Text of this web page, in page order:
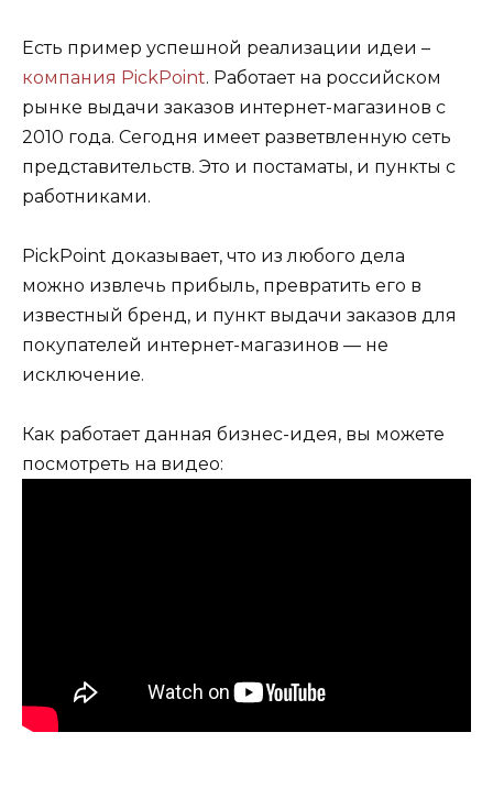
Есть пример успешной реализации идеи –
компания PickPoint. Работает на российском
рынке выдачи заказов интернет-магазинов с
2010 года. Сегодня имеет разветвленную сеть
представительств. Это и постаматы, и пункты с
работниками.
PickPoint доказывает, что из любого дела
можно извлечь прибыль, превратить его в
известный бренд, и пункт выдачи заказов для
покупателей интернет-магазинов — не
исключение.
Как работает данная бизнес-идея, вы можете
посмотреть на видео: